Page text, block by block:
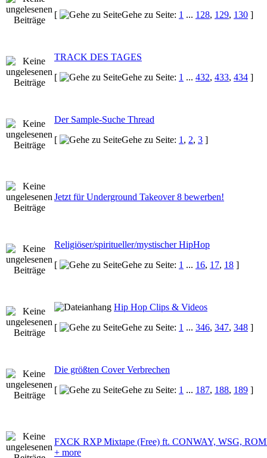
[
Gehe zu Seite: 1 ... 128, 129, 130 ]
TRACK DES TAGES
[
Gehe zu Seite: 1 ... 432, 433, 434 ]
Der Sample-Suche Thread
[
Gehe zu Seite: 1 , 2, 3 ]
Jetzt für Underground Takeover 8 bewerben!
Religiöser/spiritueller/mystischer HipHop
[
Gehe zu Seite: 1 ... 16, 17, 18 ]
Hip Hop Clips & Videos
[
Gehe zu Seite: 1 ... 346, 347, 348 ]
Die größten Cover Verbrechen
[
Gehe zu Seite: 1 ... 187, 188, 189 ]
FXCK RXP Mixtape (Free) ft. CONWAY, WSG,
+ more